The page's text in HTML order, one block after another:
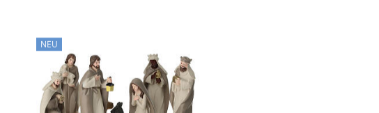
NEU